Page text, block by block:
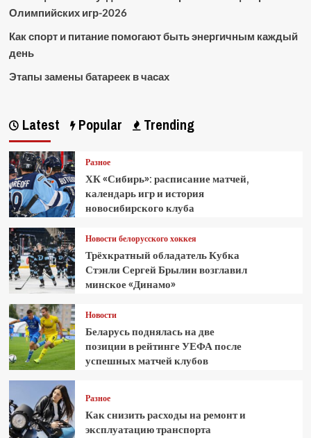
Олимпийских игр-2026
Как спорт и питание помогают быть энергичным каждый
день
Этапы замены батареек в часах
Latest Popular Trending
Разное
ХК «Сибирь»: расписание матчей,
календарь игр и история
новосибирского клуба
Новости белорусского хоккея
Трёхкратный обладатель Кубка
Стэнли Сергей Брылин возглавил
минское «Динамо»
Новости
Беларусь поднялась на две
позиции в рейтинге УЕФА после
успешных матчей клубов
Разное
Как снизить расходы на ремонт и
эксплуатацию транспорта